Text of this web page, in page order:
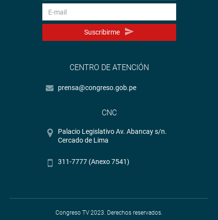
Suscribirme
CENTRO DE ATENCIÓN
prensa@congreso.gob.pe
CNC
Palacio Legislativo Av. Abancay s/n.
Cercado de Lima
311-7777 (Anexo 7541)
Congreso TV 2023. Derechos reservados.